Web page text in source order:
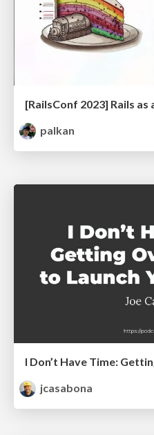
[RailsConf 2023] Rails as
palkan
jcasabona